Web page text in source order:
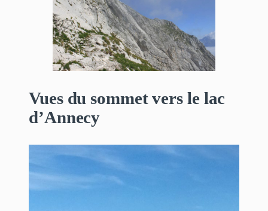
Vues du sommet vers le lac
d’Annecy